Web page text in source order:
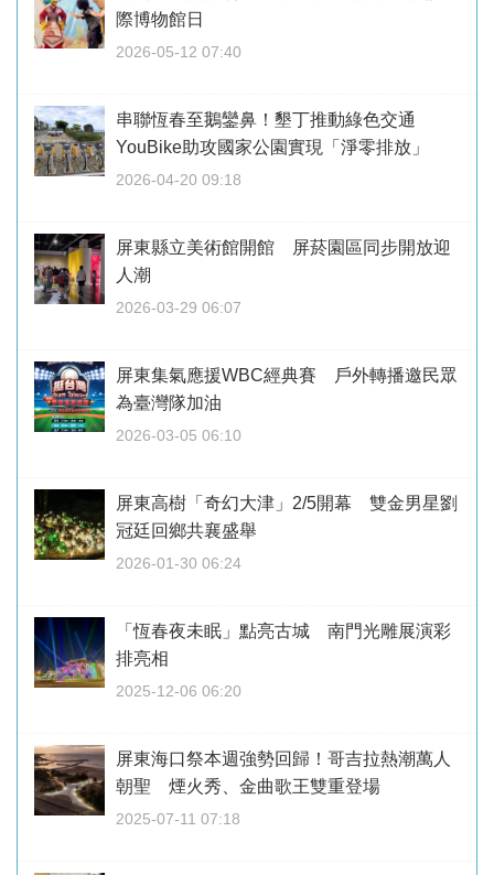
際博物館日
2026-05-12 07:40
串聯恆春至鵝鑾鼻！墾丁推動綠色交通
YouBike助攻國家公園實現「淨零排放」
2026-04-20 09:18
屏東縣立美術館開館 屏菸園區同步開放迎
人潮
2026-03-29 06:07
屏東集氣應援WBC經典賽 戶外轉播邀民眾
為臺灣隊加油
2026-03-05 06:10
屏東高樹「奇幻大津」2/5開幕 雙金男星劉
冠廷回鄉共襄盛舉
2026-01-30 06:24
「恆春夜未眠」點亮古城 南門光雕展演彩
排亮相
2025-12-06 06:20
屏東海口祭本週強勢回歸！哥吉拉熱潮萬人
朝聖 煙火秀、金曲歌王雙重登場
2025-07-11 07:18